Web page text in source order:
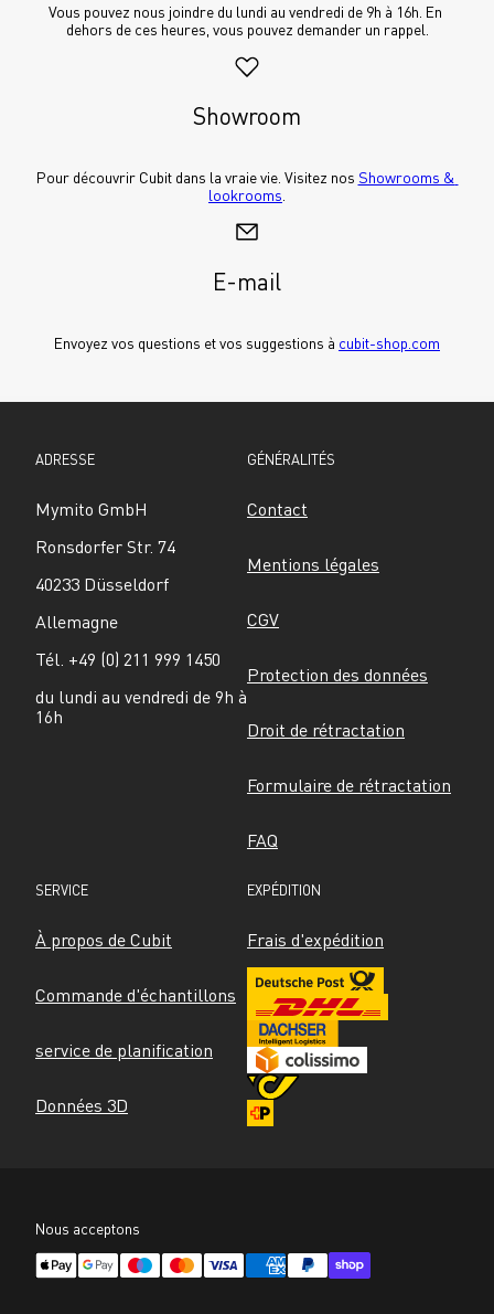
Vous pouvez nous joindre du lundi au vendredi de 9h à 16h. En
dehors de ces heures, vous pouvez demander un rappel.
Showroom
Pour découvrir Cubit dans la vraie vie. Visitez nos Showrooms &
lookrooms
E-mail
Envoyez vos questions et vos suggestions à cubit-shop.com
ADRESSE
Mymito GmbH
Ronsdorfer Str. 74
40233 Düsseldorf
Allemagne
Tél. +49 (0) 211 999 1450
du lundi au vendredi de 9h à
16h
GÉNÉRALITÉS
Contact
Mentions légales
CGV
Protection des données
Droit de rétractation
Formulaire de rétractation
FAQ
SERVICE
À propos de Cubit
Commande d'échantillons
service de planification
Données 3D
EXPÉDITION
Frais d'expédition
Nous acceptons